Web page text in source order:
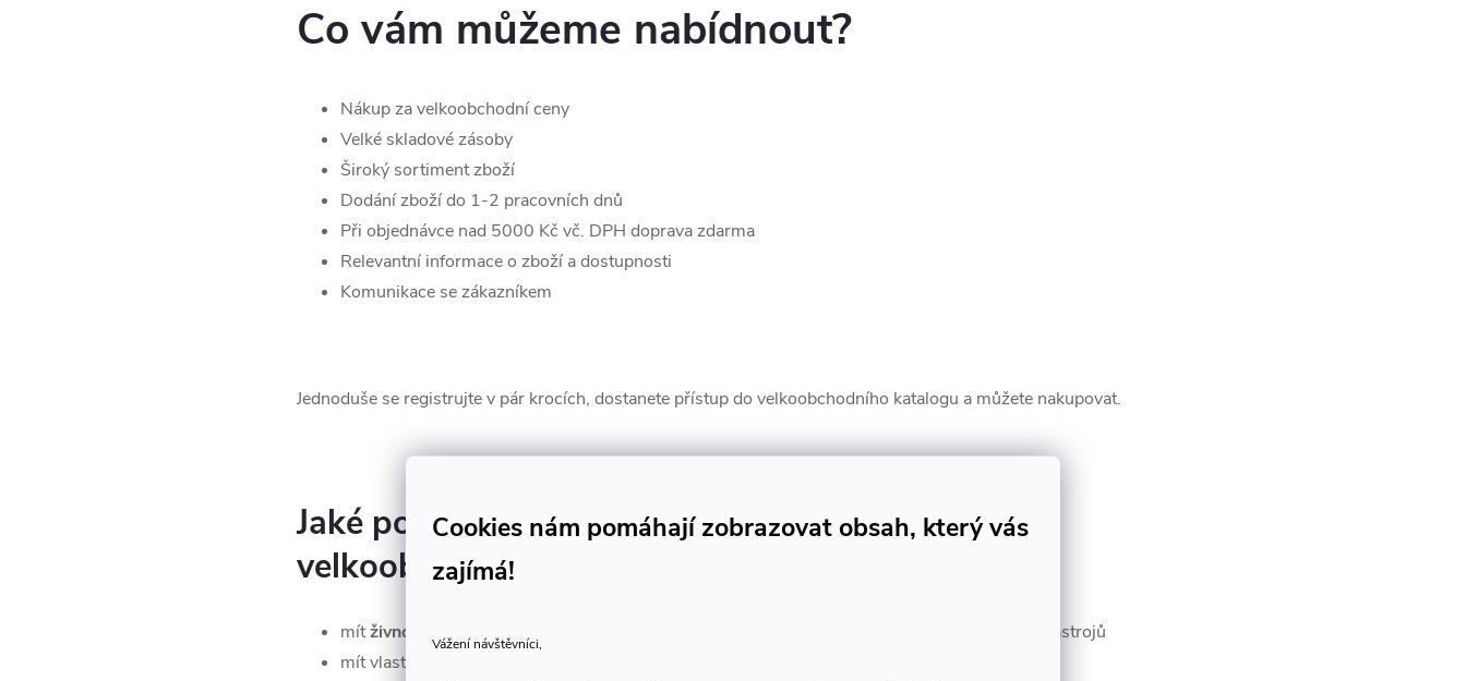
Cookies nám pomáhají zobrazovat obsah, který vás
zajímá!
Vážení návštěvníci,
Co vám můžeme nabídnout?
Nákup za velkoobchodní ceny
Velké skladové zásoby
Široký sortiment zboží
Dodání zboží do 1-2 pracovních dnů
Při objednávce nad 5000 Kč vč. DPH doprava zdarma
Relevantní informace o zboží a dostupnosti
Komunikace se zákazníkem
Jednoduše se registrujte v pár krocích, dostanete přístup do velkoobchodního katalogu a můžete nakupovat.
Jaké podmínky musím splnit pro navázání
velkoobchodní spolupráce?
mítživnostenské oprávnění
: Velkoobchod a maloobchod nebo Výroba a opravy hudebních nástrojů
mít vlastní prodejnu, opravnu nebo e-shop